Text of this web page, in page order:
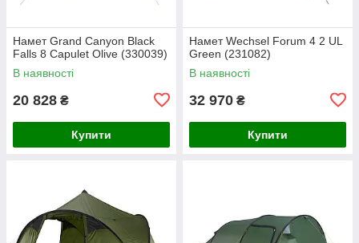
Намет Grand Canyon Black
Falls 8 Capulet Olive (330039)
В наявності
20 828 ₴
Купити
Намет Wechsel Forum 4 2 UL
Green (231082)
В наявності
32 970 ₴
Купити